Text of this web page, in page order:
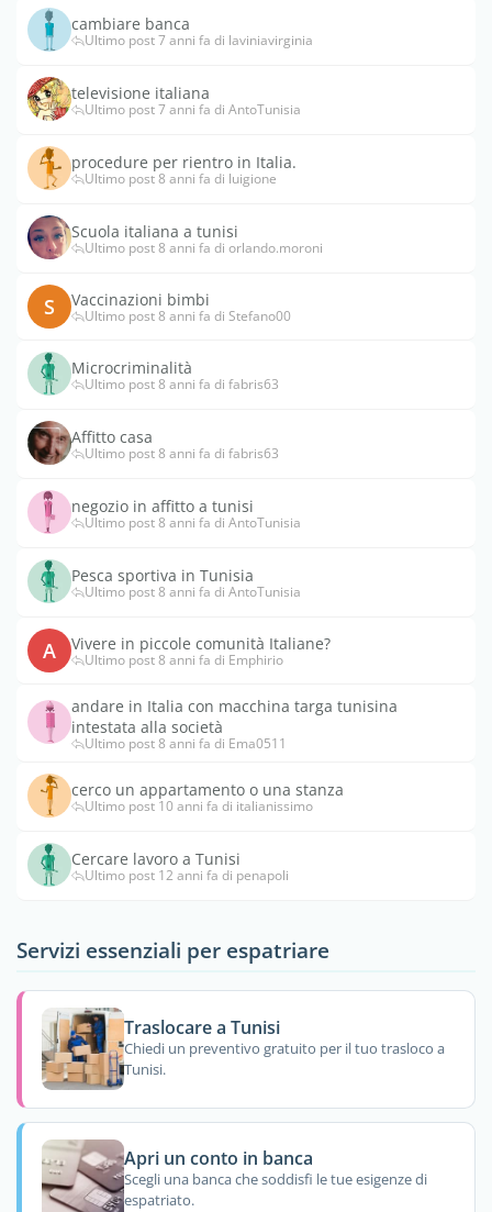
cambiare banca
Ultimo post 7 anni fa di laviniavirginia
televisione italiana
Ultimo post 7 anni fa di AntoTunisia
procedure per rientro in Italia.
Ultimo post 8 anni fa di luigione
Scuola italiana a tunisi
Ultimo post 8 anni fa di orlando.moroni
S Vaccinazioni bimbi
Ultimo post 8 anni fa di Stefano00
Microcriminalità
Ultimo post 8 anni fa di fabris63
Affitto casa
Ultimo post 8 anni fa di fabris63
negozio in affitto a tunisi
Ultimo post 8 anni fa di AntoTunisia
Pesca sportiva in Tunisia
Ultimo post 8 anni fa di AntoTunisia
A Vivere in piccole comunità Italiane?
Ultimo post 8 anni fa di Emphirio
andare in Italia con macchina targa tunisina
intestata alla società
Ultimo post 8 anni fa di Ema0511
cerco un appartamento o una stanza
Ultimo post 10 anni fa di italianissimo
Cercare lavoro a Tunisi
Ultimo post 12 anni fa di penapoli
Servizi essenziali per espatriare
Traslocare a Tunisi
Chiedi un preventivo gratuito per il tuo trasloco a
Tunisi.
Apri un conto in banca
Scegli una banca che soddisfi le tue esigenze di
espatriato.